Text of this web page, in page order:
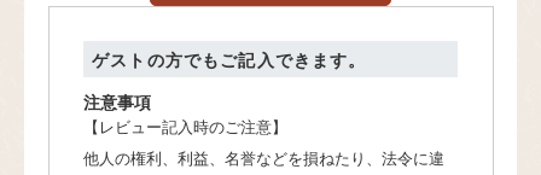
ゲストの方でもご記入できます。
注意事項
【レビュー記入時のご注意】
他人の権利、利益、名誉などを損ねたり、法令に違